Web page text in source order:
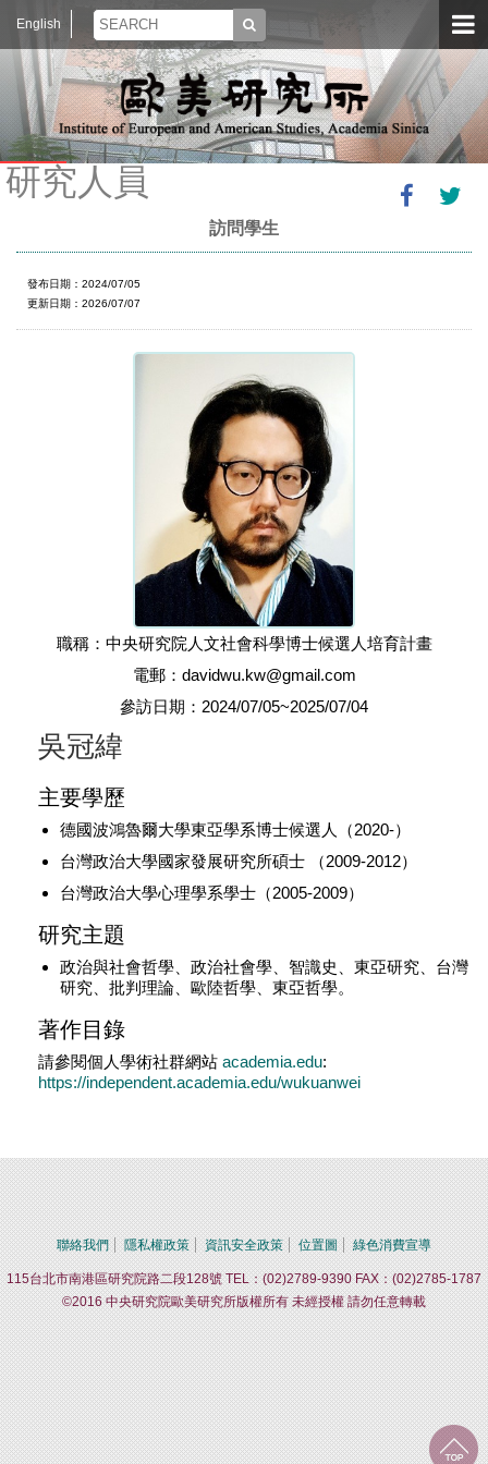
English
研究人員
訪問學生
發布日期：2024/07/05
更新日期：2026/07/07
職稱：中央研究院人文社會科學博士候選人培育計畫
電郵：davidwu.kw@gmail.com
參訪日期：2024/07/05~2025/07/04
吳冠緯
主要學歷
德國波鴻魯爾大學東亞學系博士候選人（2020-）
台灣政治大學國家發展研究所碩士 （2009-2012）
台灣政治大學心理學系學士（2005-2009）
研究主題
政治與社會哲學、政治社會學、智識史、東亞研究、台灣
研究、批判理論、歐陸哲學、東亞哲學。
著作目錄
請參閱個人學術社群網站 academia.edu:
https://independent.academia.edu/wukuanwei
聯絡我們 隱私權政策 資訊安全政策 位置圖 綠色消費宣導
115台北市南港區研究院路二段128號 TEL：(02)2789-9390 FAX：(02)2785-1787
©2016 中央研究院歐美研究所版權所有 未經授權 請勿任意轉載